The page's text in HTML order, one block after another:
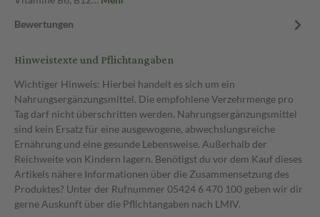
Bewertungen
Hinweistexte und Pflichtangaben
Wichtiger Hinweis: Hierbei handelt es sich um ein
Nahrungsergänzungsmittel. Die empfohlene Verzehrmenge pro
Tag darf nicht überschritten werden. Nahrungsergänzungsmittel
sind kein Ersatz für eine ausgewogene, abwechslungsreiche
Ernährung und eine gesunde Lebensweise. Außerhalb der
Reichweite von Kindern lagern. Benötigst du vor dem Kauf dieses
Artikels nähere Informationen über die Zusammensetzung des
Produktes? Unter der Rufnummer 05424 6 470 100 geben wir dir
gerne Auskunft über die Pflichtangaben nach LMIV.